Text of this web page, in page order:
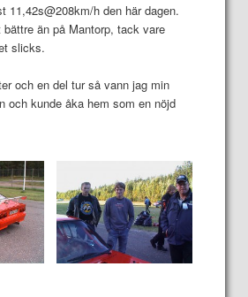
11,42s@208km/h den här dagen.
än på Mantorp, tack vare
slicks.
och en del tur så vann jag min
och kunde åka hem som en nöjd